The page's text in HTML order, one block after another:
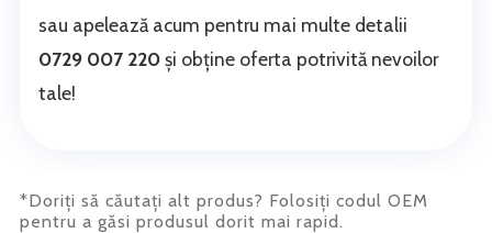
sau apelează acum pentru mai multe detalii
0729 007 220și obține oferta potrivită nevoilor
tale!
*Doriți să căutați alt produs? Folosiți codul OEM
pentru a găsi produsul dorit mai rapid.